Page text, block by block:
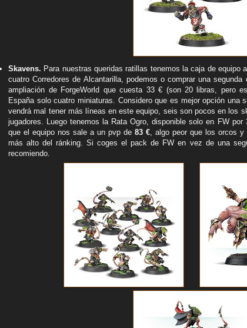
Skavens. Para nuestras queridas ratillas tenemos la caja de equipo
cuatro Corredores de Alcantarilla, podemos o comprar una
ampliación de ForgeWorld que cuesta 33 € (son 20 libras, pero
España solo cuatro miniaturas. Considero que es mejor opción una
vendrá mal tener más líneas en este equipo, seis son pocos en los
jugadores. Luego tenemos la Rata Ogro, disponible solo en FW
que el equipo nos sale a un pvp de83 € , algo peor que los orcos
más alto del ránking. Si coges el pack de FW en vez de una
recomiendo.